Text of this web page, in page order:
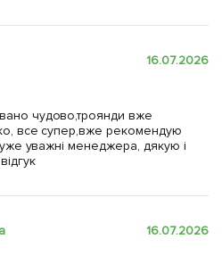
16.07.2026
чудово,троянди вже
все супер,вже рекомендую
уважні менеджера, дякую і
16.07.2026